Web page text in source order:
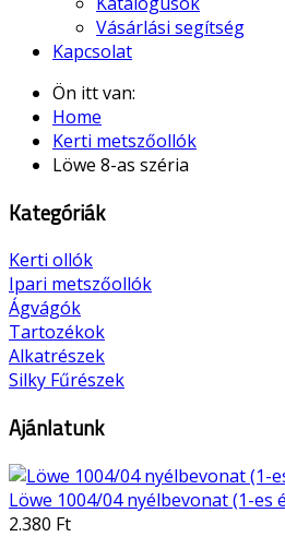
Vásárlási segítség
Kapcsolat
Ön itt van:
Home
Kerti metszőollók
Löwe 8-as széria
Kategóriák
Kerti ollók
Ipari metszőollók
Ágvágók
Tartozékok
Alkatrészek
Silky Fűrészek
Ajánlatunk
Löwe 1004/04 nyélbevonat (1-es
2.380 Ft